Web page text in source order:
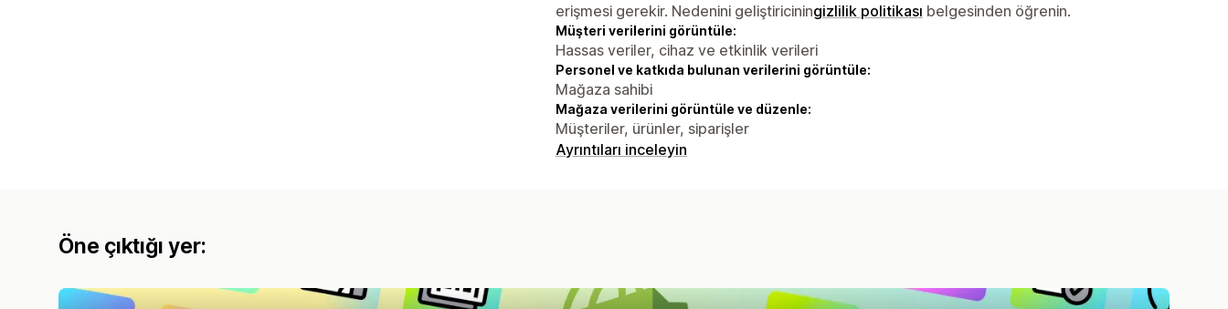
erişmesi gerekir. Nedenini geliştiriciningizlilik politikası belgesinden öğrenin.
Müşteri verilerini görüntüle:
Hassas veriler, cihaz ve etkinlik verileri
Personel ve katkıda bulunan verilerini görüntüle:
Mağaza sahibi
Mağaza verilerini görüntüle ve düzenle:
Müşteriler, ürünler, siparişler
Ayrıntıları inceleyin
Öne çıktığı yer: